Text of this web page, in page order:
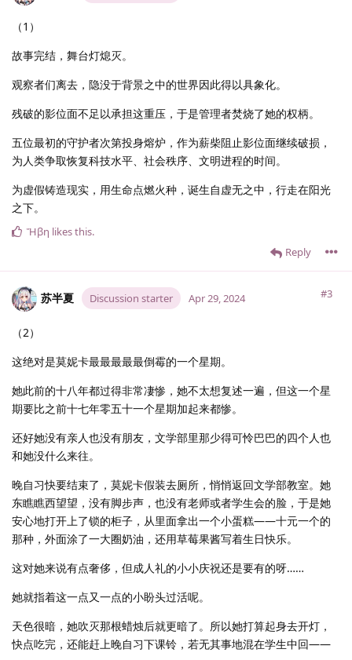
（1）
故事完结，舞台灯熄灭。
观察者们离去，隐没于背景之中的世界因此得以具象化。
残破的影位面不足以承担这重压，于是管理者焚烧了她的权柄。
五位最初的守护者次第投身熔炉，作为薪柴阻止影位面继续破损，
为人类争取恢复科技水平、社会秩序、文明进程的时间。
为虚假铸造现实，用生命点燃火种，诞生自虚无之中，行走在阳光
之下。
Reply
Ἥβη likes this.
苏半夏 Discussion starter #3
Apr 29, 2024
（2）
这绝对是莫妮卡最最最最最倒霉的一个星期。
她此前的十八年都过得非常凄惨，她不太想复述一遍，但这一个星
期要比之前十七年零五十一个星期加起来都惨。
还好她没有亲人也没有朋友，文学部里那少得可怜巴巴的四个人也
和她没什么来往。
晚自习快要结束了，莫妮卡假装去厕所，悄悄返回文学部教室。她
东瞧瞧西望望，没有脚步声，也没有老师或者学生会的脸，于是她
安心地打开上了锁的柜子，从里面拿出一个小蛋糕——十元一个的
那种，外面涂了一大圈奶油，还用草莓果酱写着生日快乐。
这对她来说有点奢侈，但成人礼的小小庆祝还是要有的呀……
她就指着这一点又一点的小盼头过活呢。
天色很暗，她吹灭那根蜡烛后就更暗了。所以她打算起身去开灯，
快点吃完，还能赶上晚自习下课铃，若无其事地混在学生中回——